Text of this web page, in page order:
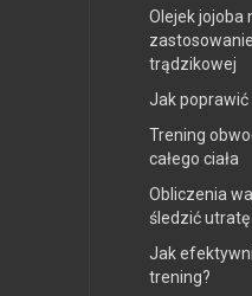
Olejek jojoba
trądzikowej
Jak
Trening
całego ciała
Obliczenia
śledzić utratę
Jak
trening?